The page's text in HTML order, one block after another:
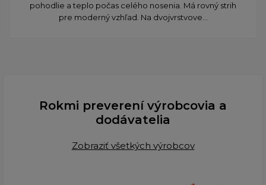
pohodlie a teplo počas celého nosenia. Má rovný strih
pre moderný vzhľad. Na dvojvrstvove...
Rokmi preverení výrobcovia a
dodávatelia
Zobraziť všetkých výrobcov